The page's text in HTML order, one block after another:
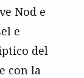
Nod e
e
del
con la